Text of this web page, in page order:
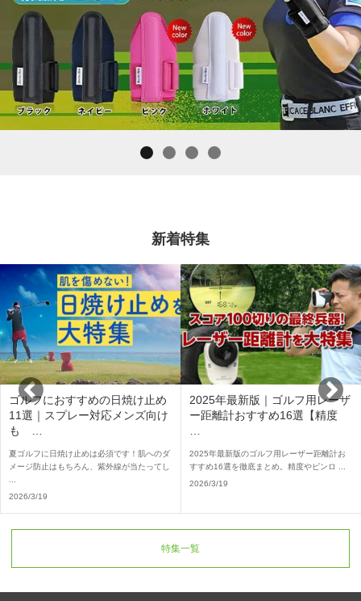
新着特集
ゴルフにおすすめの日焼け止め
11選｜スプレー対応メンズ向け
も …
夏ゴルフに日焼け止めは必須です！肌へのダ
メージ防止はもちろん、紫外線が当たってし
...
2026/3/19
2025年最新版｜ゴルフ用レーザ
ー距離計おすすめ16選【精度
…
2025年最新版のゴルフ用レーザー距離計お
すすめ16選を徹底まとめ。精度やピンロ ...
2026/3/19
特集一覧